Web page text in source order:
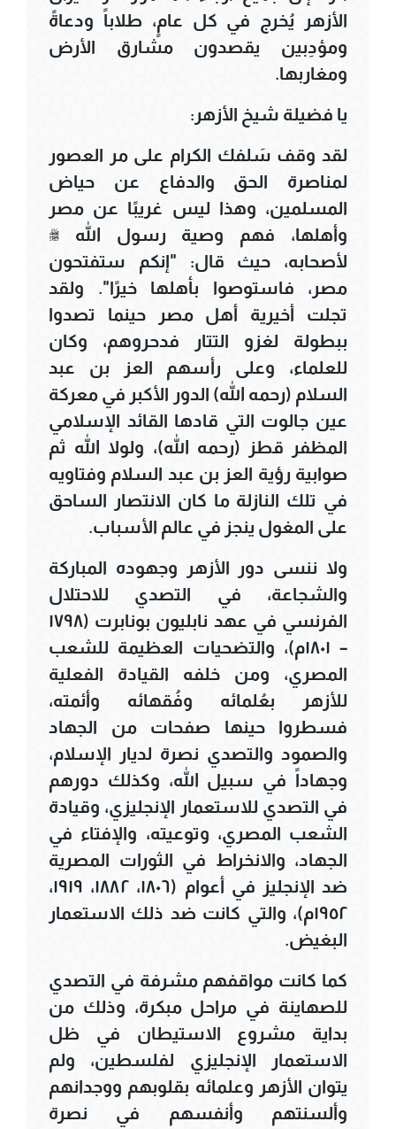
الأزهر يُخرج في كل عامٍ، طلاباً ودعاةً
ومؤدِبين يقصدون مشارق الأرض
ومغاربها.
يا فضيلة شيخ الأزهر:
لقد وقف سَلفك الكرام على مر العصور
لمناصرة الحق والدفاع عن حياض
المسلمين، وهذا ليس غريبًا عن مصر
وأهلها، فهم وصية رسول الله ﷺ
لأصحابه، حيث قال: "إنكم ستفتحون
مصر، فاستوصوا بأهلها خيرًا". ولقد
تجلت أخيرية أهل مصر حينما تصدوا
ببطولة لغزو التتار فدحروهم، وكان
للعلماء، وعلى رأسهم العز بن عبد
السلام (رحمه الله) الدور الأكبر في معركة
عين جالوت التي قادها القائد الإسلامي
المظفر قطز (رحمه الله)، ولولا الله ثم
صوابية رؤية العز بن عبد السلام وفتاويه
في تلك النازلة ما كان الانتصار الساحق
على المغول ينجز في عالم الأسباب.
ولا ننسى دور الأزهر وجهوده المباركة
والشجاعة، في التصدي للاحتلال
الفرنسي في عهد نابليون بونابرت (١٧٩٨
– ١٨٠١م)، والتضحيات العظيمة للشعب
المصري، ومن خلفه القيادة الفعلية
للأزهر بعُلمائه وفُقهائه وأئمته،
فسطروا حينها صفحات من الجهاد
والصمود والتصدي نصرة لديار الإسلام،
وجهاداً في سبيل الله، وكذلك دورهم
في التصدي للاستعمار الإنجليزي، وقيادة
الشعب المصري، وتوعيته، والإفتاء في
الجهاد، والانخراط في الثورات المصرية
ضد الإنجليز في أعوام (١٨٠٦، ١٨٨٢، ١٩١٩،
١٩٥٢م)، والتي كانت ضد ذلك الاستعمار
البغيض.
كما كانت مواقفهم مشرفة في التصدي
للصهاينة في مراحل مبكرة، وذلك من
بداية مشروع الاستيطان في ظل
الاستعمار الإنجليزي لفلسطين، ولم
يتوان الأزهر وعلمائه بقلوبهم ووجدانهم
وألسنتهم وأنفسهم في نصرة